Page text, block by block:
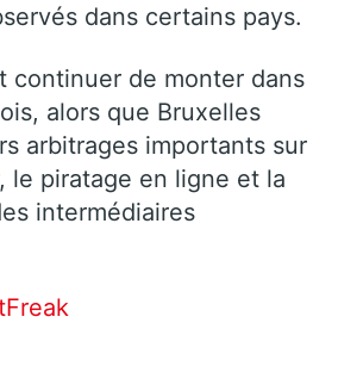
dans certains pays.
continuer de monter dans
alors que Bruxelles
arbitrages importants sur
le piratage en ligne et la
intermédiaires